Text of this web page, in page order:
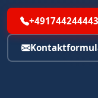
+491744244443